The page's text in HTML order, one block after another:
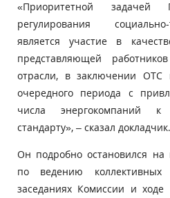
«Приоритетной
регулирования
является участие в
представляющей работников
отрасли, в заключении ОТС
очередного периода с
числа энергокомпаний к
стандарту», – сказал докладчик.
Он подробно остановился на
по ведению коллективных
заседаниях Комиссии и ходе